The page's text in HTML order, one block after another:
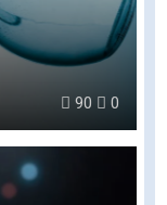
90 0